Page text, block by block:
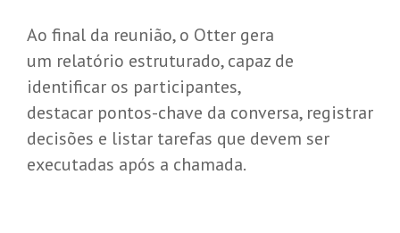
Ao final da reunião, o Otter gera
um relatório estruturado, capaz de
identificar os participantes,
destacar pontos-chave da conversa, registrar
decisões e listar tarefas que devem ser
executadas após a chamada.